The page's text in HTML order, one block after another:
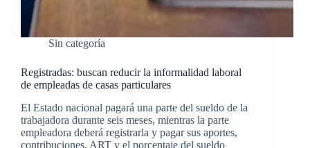
Sin categoría
Registradas: buscan reducir la informalidad laboral
de empleadas de casas particulares
El Estado nacional pagará una parte del sueldo de la
trabajadora durante seis meses, mientras la parte
empleadora deberá registrarla y pagar sus aportes,
contribuciones, ART y el porcentaje del sueldo